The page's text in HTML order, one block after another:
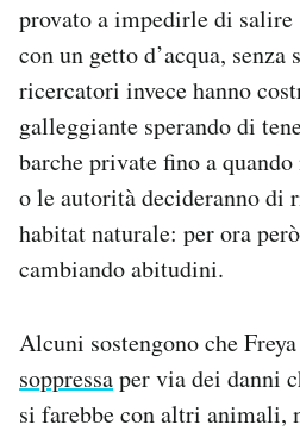
provato a impedirle di salire
con un getto d’acqua, senza
ricercatori invece hanno
galleggiante sperando di
barche private fino a
o le autorità decideranno di
habitat naturale: per ora
cambiando abitudini.
Alcuni sostengono che Freya
soppressaper via dei danni
si farebbe con altri animali,